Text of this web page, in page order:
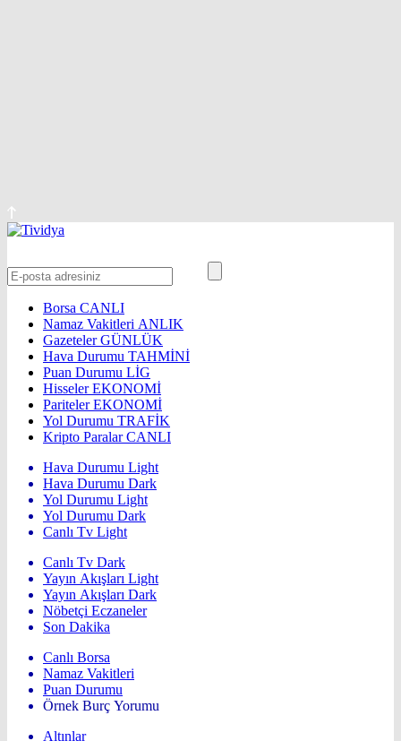
Borsa CANLI
Namaz Vakitleri ANLIK
GazetelerGÜNLÜK
Hava Durumu TAHMİNİ
Puan Durumu LİG
HisselerEKONOMİ
ParitelerEKONOMİ
Yol Durumu TRAFİK
Kripto ParalarCANLI
Hava Durumu Light
Hava Durumu Dark
Yol Durumu Light
Yol Durumu Dark
Canlı Tv Light
Canlı Tv Dark
Yayın Akışları Light
Yayın Akışları Dark
Nöbetçi Eczaneler
Son Dakika
Canlı Borsa
Namaz Vakitleri
Puan Durumu
Örnek Burç Yorumu
Altınlar